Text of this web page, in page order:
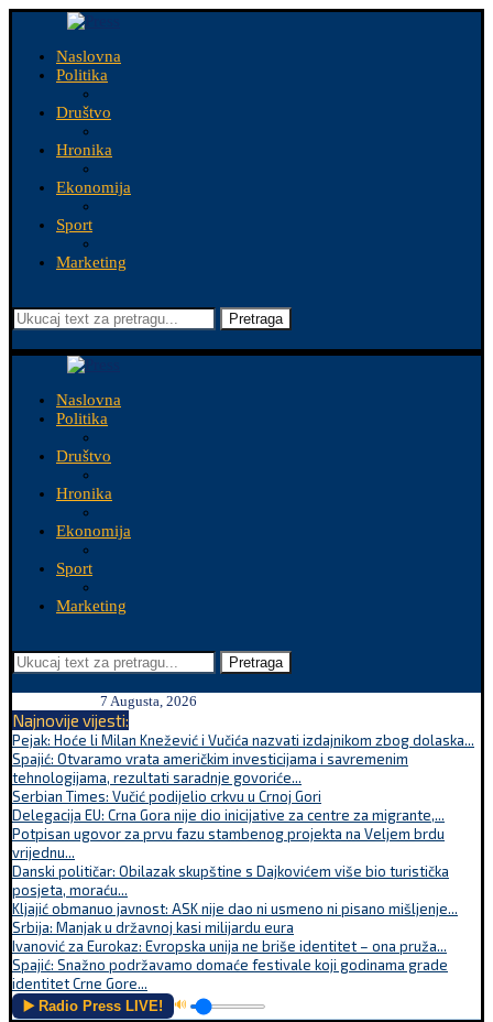
Naslovna
Politika
Društvo
Hronika
Ekonomija
Sport
Marketing
Pretraga
Naslovna
Politika
Društvo
Hronika
Ekonomija
Sport
Marketing
Pretraga
7 Augusta, 2026
Najnovije vijesti:
Pejak: Hoće li Milan Knežević i Vučića nazvati izdajnikom zbog dolaska...
Spajić: Otvaramo vrata američkim investicijama i savremenim
tehnologijama, rezultati saradnje govoriće...
Serbian Times: Vučić podijelio crkvu u Crnoj Gori
Delegacija EU: Crna Gora nije dio inicijative za centre za migrante,...
Potpisan ugovor za prvu fazu stambenog projekta na Veljem brdu
vrijednu...
Danski političar: Obilazak skupštine s Dajkovićem više bio turistička
posjeta, moraću...
Kljajić obmanuo javnost: ASK nije dao ni usmeno ni pisano mišljenje...
Srbija: Manjak u državnoj kasi milijardu eura
Ivanović za Eurokaz: Evropska unija ne briše identitet – ona pruža...
Spajić: Snažno podržavamo domaće festivale koji godinama grade
identitet Crne Gore...
▶️ Radio Press LIVE! 🔊